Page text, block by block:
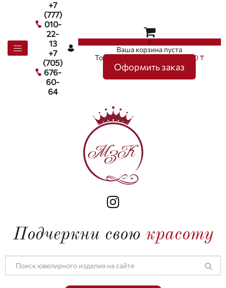
+7
(777)
010-
22-
13
+7
(705)
676-
60-
64
0
Ваша корзина пуста
Товаров в корзине
на сумму0 ₸
Оформить заказ
Подчеркни свою красоту